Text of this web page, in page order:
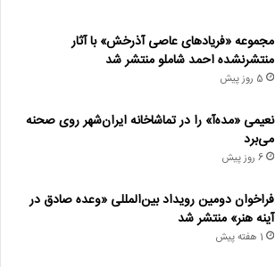
مجموعه «فریادهای عاصی آذرخش» با آثار
منتشرنشده احمد شاملو منتشر شد
5 روز پیش
نعیمی «مده‌آ» را در تماشاخانه ایران‌شهر روی صحنه
می‌برد
6 روز پیش
فراخوان دومین رویداد بین‌المللی «وعده صادق در
آینه هنر» منتشر شد
1 هفته پیش